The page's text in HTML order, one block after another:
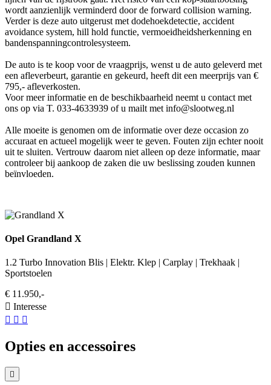
wordt aanzienlijk verminderd door de forward collision warning.
Verder is deze auto uitgerust met dodehoekdetectie, accident
avoidance system, hill hold functie, vermoeidheidsherkenning en
bandenspanningcontrolesysteem.
De auto is te koop voor de vraagprijs, wenst u de auto geleverd met
een afleverbeurt, garantie en gekeurd, heeft dit een meerprijs van €
795,- afleverkosten.
Voor meer informatie en de beschikbaarheid neemt u contact met
ons op via T. 033-4633939 of u mailt met info@slootweg.nl
Alle moeite is genomen om de informatie over deze occasion zo
accuraat en actueel mogelijk weer te geven. Fouten zijn echter nooit
uit te sluiten. Vertrouw daarom niet alleen op deze informatie, maar
controleer bij aankoop de zaken die uw beslissing zouden kunnen
beïnvloeden.
Opel Grandland X
1.2 Turbo Innovation Blis | Elektr. Klep | Carplay | Trekhaak |
Sportstoelen
€ 11.950,-
Interesse
Opties en accessoires